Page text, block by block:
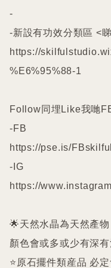
-
-新設有功效分類區 <
https://
%E6%95%88-1
Follow同埋Like我哋
-FB
https://pse.is/
-IG
https://
🌟天然水晶為天然產
顏色會或多或少有深
⭐️原石擺件類産品 必